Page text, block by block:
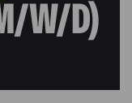
W/D)